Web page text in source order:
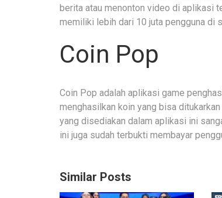
berita atau menonton video di aplikasi
memiliki lebih dari 10 juta pengguna di
Coin Pop
Coin Pop adalah aplikasi game
menghasilkan koin yang bisa
yang disediakan dalam aplikasi ini
ini juga sudah terbukti membayar
Similar Posts